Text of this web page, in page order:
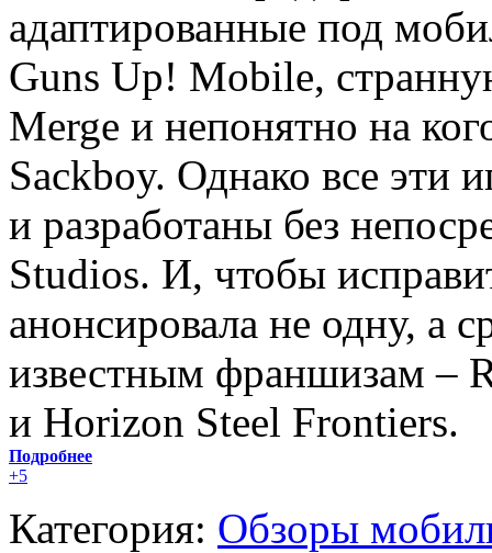
адаптированные под
Guns Up! Mobile,
Merge и непонятно на
Sackboy. Однако все эти
и разработаны без
Studios. И, чтобы
анонсировала не одну, а
известным франшизам –
и Horizon Steel Frontiers.
Подробнее
+5
Категория: Обзоры